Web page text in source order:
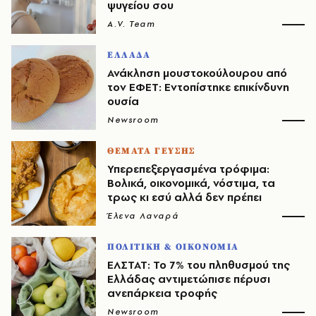
ψυγείου σου
A.V. Team
ΕΛΛΑΔΑ
Ανάκληση μουστοκούλουρου από
τον ΕΦΕΤ: Εντοπίστηκε επικίνδυνη
ουσία
Newsroom
ΘΕΜΑΤΑ ΓΕΥΣΗΣ
Υπερεπεξεργασμένα τρόφιμα:
Βολικά, οικονομικά, νόστιμα, τα
τρως κι εσύ αλλά δεν πρέπει
Έλενα Λαναρά
ΠΟΛΙΤΙΚΗ & ΟΙΚΟΝΟΜΙΑ
ΕΛΣΤΑΤ: Το 7% του πληθυσμού της
Ελλάδας αντιμετώπισε πέρυσι
ανεπάρκεια τροφής
Newsroom